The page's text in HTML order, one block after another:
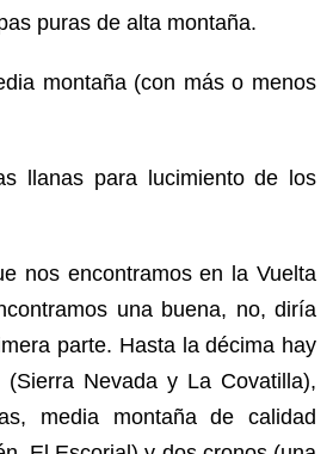
puras de alta montaña.
montaña (con más o menos
llanas para lucimiento de los
nos encontramos en la Vuelta
una buena, no, diría
parte. Hasta la décima hay
Nevada y La Covatilla),
media montaña de calidad